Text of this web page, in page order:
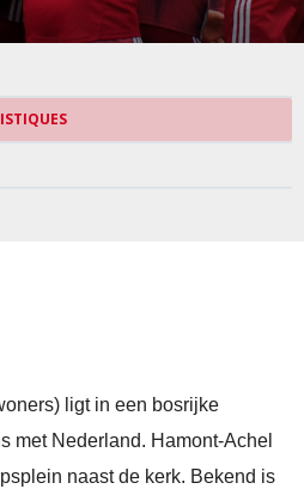
ligt in een bosrijke
met Nederland. Hamont-Achel
naast de kerk. Bekend is